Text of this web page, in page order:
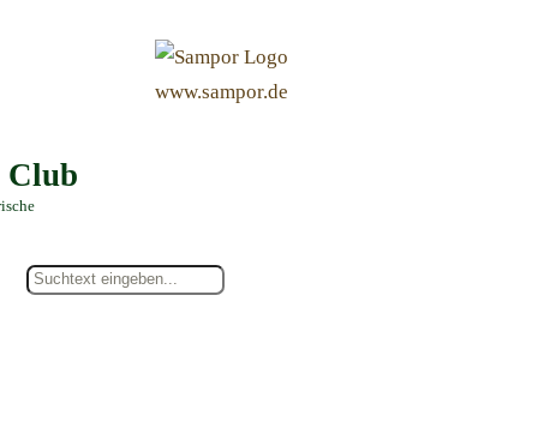
Club
www.sampor.de